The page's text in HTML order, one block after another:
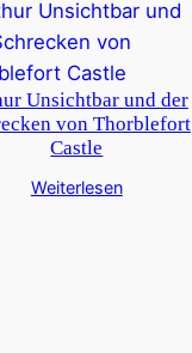
Unsichtbar und der
von Thorblefort
Castle
Weiterlesen